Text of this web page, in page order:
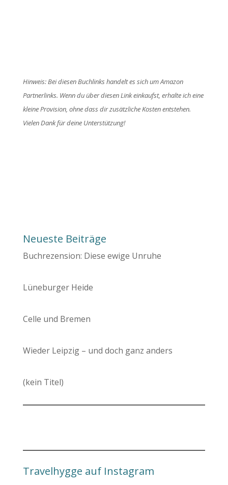
Hinweis: Bei diesen Buchlinks handelt es sich um Amazon
Partnerlinks. Wenn du über diesen Link einkaufst, erhalte ich eine
kleine Provision, ohne dass dir zusätzliche Kosten entstehen.
Vielen Dank für deine Unterstützung!
Neueste Beiträge
Buchrezension: Diese ewige Unruhe
Lüneburger Heide
Celle und Bremen
Wieder Leipzig – und doch ganz anders
(kein Titel)
Travelhygge auf Instagram